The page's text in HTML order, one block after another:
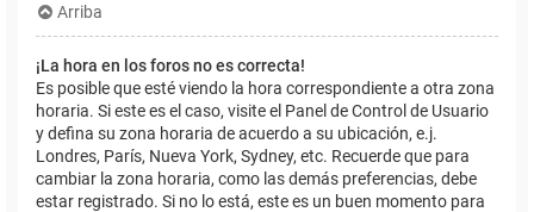
Arriba
¡La hora en los foros no es correcta!
Es posible que esté viendo la hora correspondiente a otra zona
horaria. Si este es el caso, visite el Panel de Control de Usuario
y defina su zona horaria de acuerdo a su ubicación, e.j.
Londres, París, Nueva York, Sydney, etc. Recuerde que para
cambiar la zona horaria, como las demás preferencias, debe
estar registrado. Si no lo está, este es un buen momento para